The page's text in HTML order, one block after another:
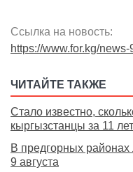
Ссылка на новость:
https://www.for.kg/news-
ЧИТАЙТЕ ТАКЖЕ
Стало известно,
кыргызстанцы за 11 лет
В предгорных
9 августа